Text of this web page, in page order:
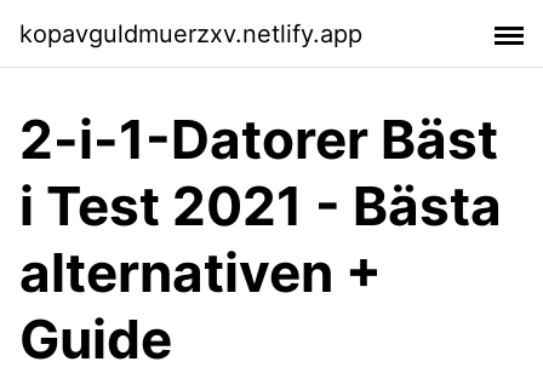
kopavguldmuerzxv.netlify.app
2-i-1-Datorer Bäst
i Test 2021 - Bästa
alternativen +
Guide